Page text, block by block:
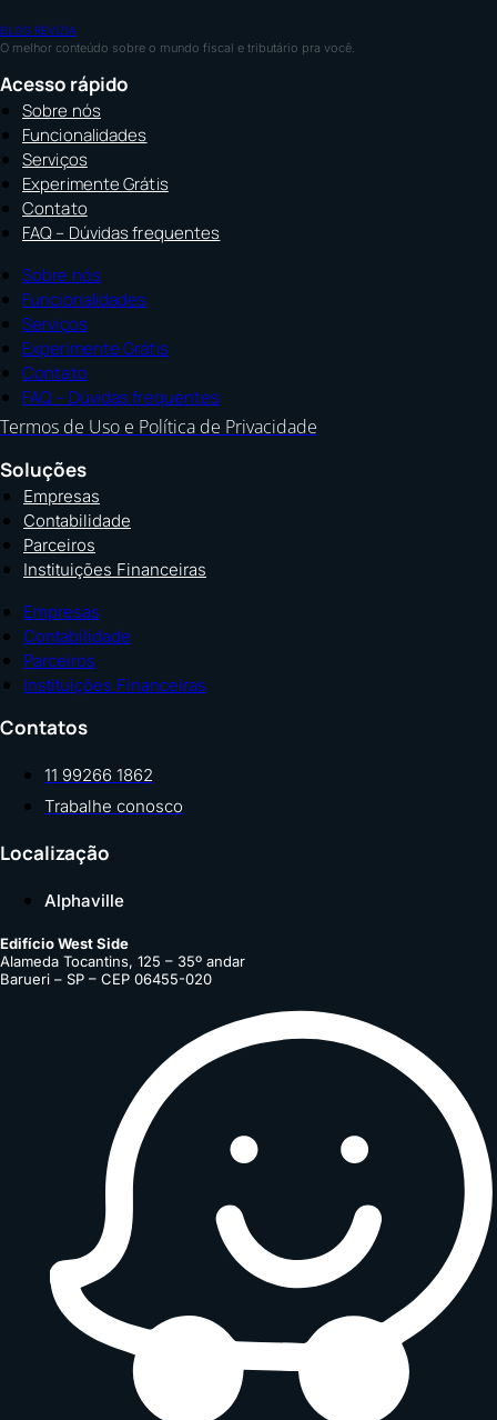
BLOG REVIZIA
O melhor conteúdo sobre o mundo fiscal e tributário pra você.
Acesso rápido
Sobre nós
Funcionalidades
Serviços
Experimente Grátis
Contato
FAQ – Dúvidas frequentes
Sobre nós
Funcionalidades
Serviços
Experimente Grátis
Contato
FAQ – Dúvidas frequentes
Termos de Uso e Política de Privacidade
Soluções
Empresas
Contabilidade
Parceiros
Instituições Financeiras
Empresas
Contabilidade
Parceiros
Instituições Financeiras
Contatos
11 99266 1862
Trabalhe conosco
Localização
Alphaville
Edifício West Side
Alameda Tocantins, 125 – 35º andar
Barueri – SP – CEP 06455-020